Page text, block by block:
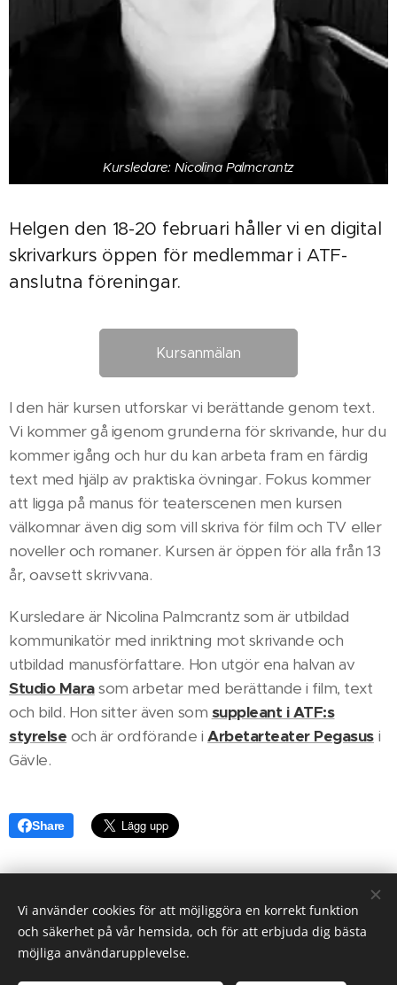
Kursledare: Nicolina Palmcrantz
Helgen den 18-20 februari håller vi en digital
skrivarkurs öppen för medlemmar i ATF-
anslutna föreningar.
Kursanmälan
I den här kursen utforskar vi berättande genom text.
Vi kommer gå igenom grunderna för skrivande, hur du
kommer igång och hur du kan arbeta fram en färdig
text med hjälp av praktiska övningar. Fokus kommer
att ligga på manus för teaterscenen men kursen
välkomnar även dig som vill skriva för film och TV eller
noveller och romaner. Kursen är öppen för alla från 13
år, oavsett skrivvana.
Kursledare är Nicolina Palmcrantz som är utbildad
kommunikatör med inriktning mot skrivande och
utbildad manusförfattare. Hon utgör ena halvan av
Studio Marasom arbetar med berättande i film, text
och bild. Hon sitter även som suppleant i ATF:s
styrelse och är ordförande iArbetarteater Pegasus i
Gävle.
Share
KONTAKTA OSS
Copyright © 2026 Sveriges Arbetarteaterförbund - All rights
Vi använder cookies för att möjliggöra en korrekt funktion
och säkerhet på vår hemsida, och för att erbjuda dig bästa
möjliga användarupplevelse.